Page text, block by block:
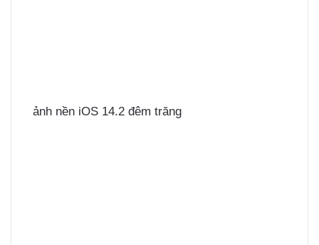
ảnh nền iOS 14.2 đêm trăng